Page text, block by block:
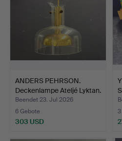
ANDERS PEHRSON.
Deckenlampe Ateljé Lyktan.
Beendet 23. Jul 2026
6 Gebote
303 USD